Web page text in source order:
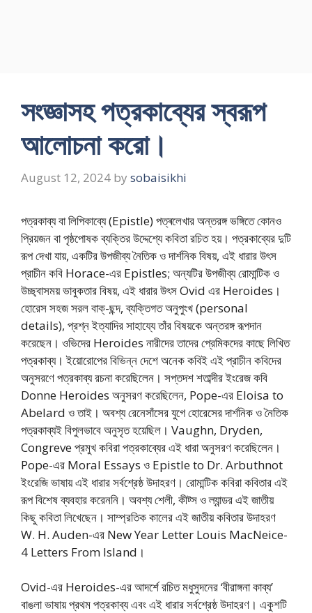
সংজ্ঞাসহ পত্রকাব্যের স্বরূপ
আলোচনা করো।
August 12, 2024 by sobaisikhi
পত্রকাব্য বা লিপিকাব্যে (Epistle) পত্ৰলেখার অন্তরঙ্গ ভঙ্গিতে কোনও
প্রিয়জন বা পৃষ্ঠপোষক ব্যক্তির উদ্দেশ্যে কবিতা রচিত হয়। পত্রকাব্যের দুটি
রূপ দেখা যায়, একটির উপজীব্য নৈতিক ও দার্শনিক বিষয়, এই ধারার উৎস
প্রাচীন কবি Horace-এর Epistles; অন্যটির উপজীব্য রোমান্টিক ও
উচ্ছ্বাসময় ভাবুকতার বিষয়, এই ধারার উৎস Ovid এর Heroides।
হোরেস সহজ সরল বাক্-ছন্দ, ব্যক্তিগত অনুপুংখ (personal
details), প্রশ্ন ইত্যাদির সাহায্যে তাঁর বিষয়কে অন্তরঙ্গ রূপদান
করেছেন। ওভিদের Heroides নারীদের তাদের প্রেমিকদের কাছে লিখিত
পত্রকাব্য। ইয়োরোপের বিভিন্ন দেশে অনেক কবিই এই প্রাচীন কবিদের
অনুসরণে পত্রকাব্য রচনা করেছিলেন। সপ্তদশ শতাব্দীর ইংরেজ কবি
Donne Heroides অনুসরণ করেছিলেন, Pope-এর Eloisa to
Abelard ও তাই। অবশ্য রেনেসাঁসের যুগে হোরেসের দার্শনিক ও নৈতিক
পত্রকাব্যই বিপুলভাবে অনুসৃত হয়েছিল। Vaughn, Dryden,
Congreve প্রমুখ কবিরা পত্রকাব্যের এই ধারা অনুসরণ করেছিলেন।
Pope-এর Moral Essays ও Epistle to Dr. Arbuthnot
ইংরেজি ভাষায় এই ধারার সর্বশ্রেষ্ঠ উদাহরণ। রোমান্টিক কবিরা কবিতার এই
রূপ বিশেষ ব্যবহার করেননি। অবশ্য শেলী, কীট্স ও ল্যান্ডর এই জাতীয়
কিছু কবিতা লিখেছেন। সাম্প্রতিক কালের এই জাতীয় কবিতার উদাহরণ
W. H. Auden-এর New Year Letter Louis MacNeice-
4 Letters From Island।
Ovid-এর Heroides-এর আদর্শে রচিত মধুসুদনের ‘বীরাঙ্গনা কাব্য’
বাঙলা ভাষায় প্রথম পত্রকাব্য এবং এই ধারার সর্বশ্রেষ্ঠ উদাহরণ। একুশটি